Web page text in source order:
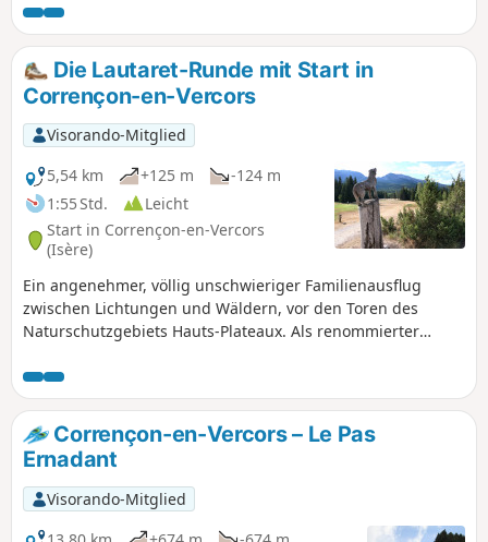
können Sie auf dem nicht markierten und wenig
frequentierten Weg die wildere Seite dieser Region
entdecken.
Die Lautaret-Runde mit Start in
Corrençon-en-Vercors
Visorando-Mitglied
5,54 km
+125 m
-124 m
1:55 Std.
Leicht
Start in Corrençon-en-Vercors
(Isère)
Ein angenehmer, völlig unschwieriger Familienausflug
zwischen Lichtungen und Wäldern, vor den Toren des
Naturschutzgebiets Hauts-Plateaux. Als renommierter
Rollskustrecke, ein professionelles Schießstadion und
zahlreiche markierte Routen neben Wanderern auch
Golfern, Biathleten, Mountainbikern und Läufern viel
Freude.Corrençon-en-Vercors – Le Pas
Ernadant
Visorando-Mitglied